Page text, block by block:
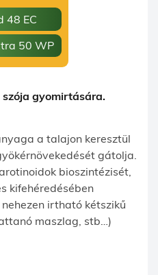
48 EC
50 WP
gyomirtására.
a talajon keresztül
gátolja.
bioszintézisét,
kifehéredésében
irtható kétszikű
maszlag, stb…)